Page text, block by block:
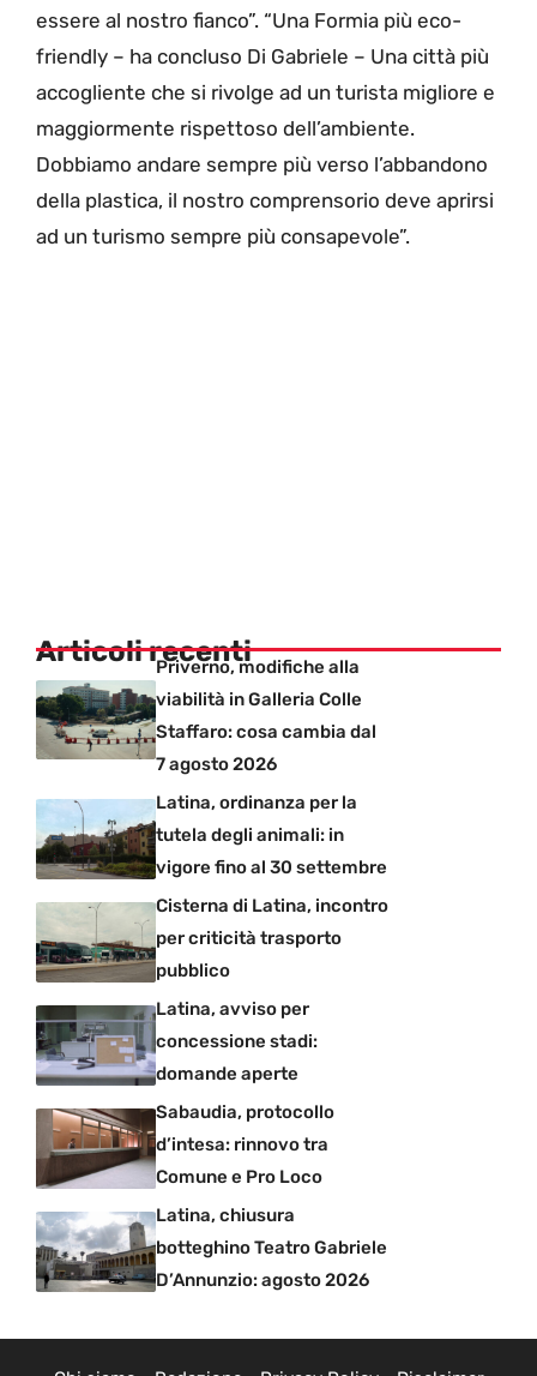
essere al nostro fianco”. “Una Formia più eco-
friendly – ha concluso Di Gabriele – Una città più
accogliente che si rivolge ad un turista migliore e
maggiormente rispettoso dell’ambiente.
Dobbiamo andare sempre più verso l’abbandono
della plastica, il nostro comprensorio deve aprirsi
ad un turismo sempre più consapevole”.
Articoli recentiPriverno, modifiche alla
viabilità in Galleria Colle
Staffaro: cosa cambia dal
7 agosto 2026
Latina, ordinanza per la
tutela degli animali: in
vigore fino al 30 settembre
Cisterna di Latina, incontro
per criticità trasporto
pubblico
Latina, avviso per
concessione stadi:
domande aperte
Sabaudia, protocollo
d’intesa: rinnovo tra
Comune e Pro Loco
Latina, chiusura
botteghino Teatro Gabriele
D’Annunzio: agosto 2026